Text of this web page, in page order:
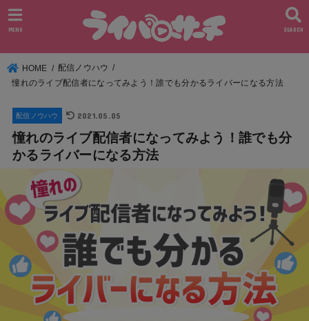
SEARCH
MENU
HOME
配信ノウハウ
憧れのライブ配信者になってみよう！誰でも分かるライバーになる方法
配信ノウハウ 2021.05.05
憧れのライブ配信者になってみよう！誰でも分
かるライバーになる方法